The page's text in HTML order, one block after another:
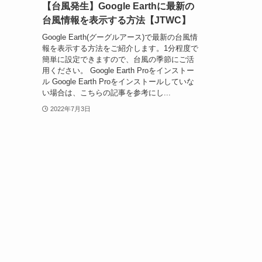
【台風発生】Google Earthに最新の
台風情報を表示する方法【JTWC】
Google Earth(グーグルアース)で最新の台風情
報を表示する方法をご紹介します。1分程度で
簡単に設定できますので、台風の季節にご活
用ください。 Google Earth Proをインストー
ル Google Earth Proをインストールしていな
い場合は、こちらの記事を参考にし...
2022年7月3日